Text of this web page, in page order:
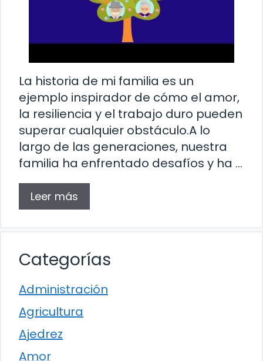
La historia de mi familia es un
ejemplo inspirador de cómo el amor,
la resiliencia y el trabajo duro pueden
superar cualquier obstáculo.A lo
largo de las generaciones, nuestra
familia ha enfrentado desafíos y ha …
Leer más
Categorías
Administración
Agricultura
Ajedrez
Amor